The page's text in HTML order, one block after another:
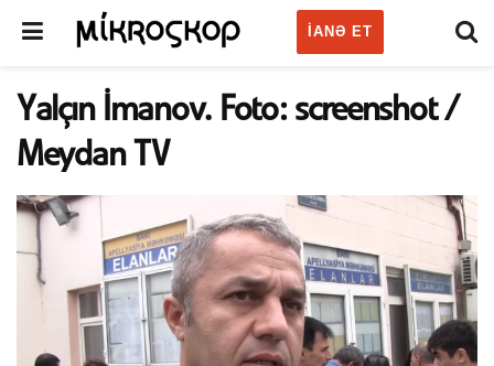
IANƏ ET
Yalçın İmanov. Foto: screenshot /
Meydan TV